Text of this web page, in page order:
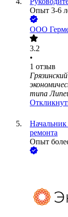
Опыт 3-6
ООО
3.2
•
1 отзыв
типа
Начальник
ремонта
Опыт